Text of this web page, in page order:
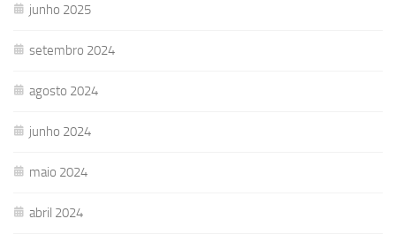
junho 2025
setembro 2024
agosto 2024
junho 2024
maio 2024
abril 2024